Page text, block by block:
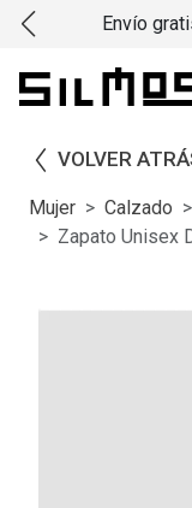
Envío
VOLVER
Mujer Calzado
Zapato Unisex